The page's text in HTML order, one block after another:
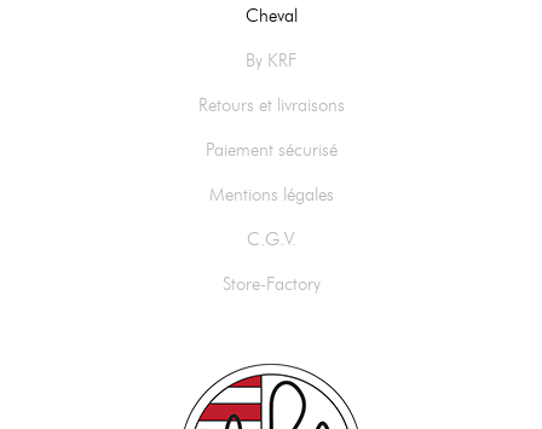
Cheval
By KRF
Retours et livraisons
Paiement sécurisé
Mentions légales
C.G.V.
Store-Factory